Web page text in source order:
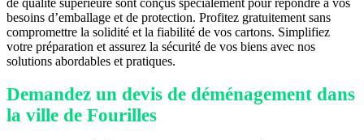
besoins d’emballage et de protection. Profitez gratuitement sans
compromettre la solidité et la fiabilité de vos cartons. Simplifiez
votre préparation et assurez la sécurité de vos biens avec nos
solutions abordables et pratiques.
Demandez un devis de déménagement dans
la ville de Fourilles